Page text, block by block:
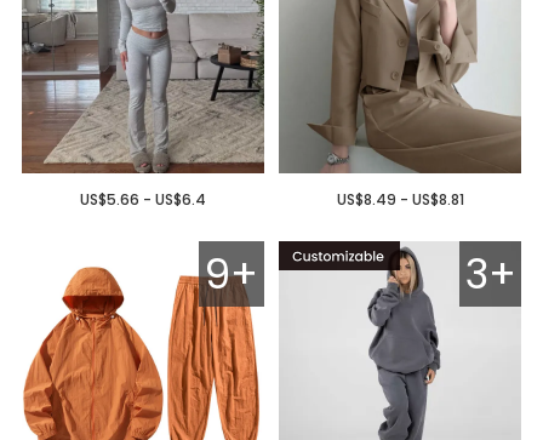
US$5.66 - US$6.4 US$8.49 - US$8.81
9+ 3+